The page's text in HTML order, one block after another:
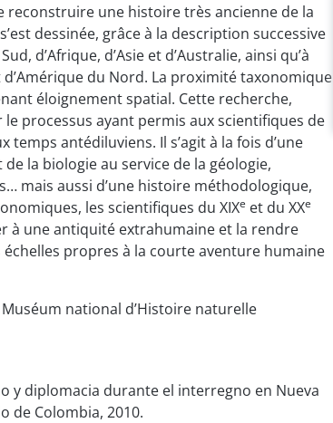
reconstruire une histoire très ancienne de la
dessinée, grâce à la description successive
d’Afrique, d’Asie et d’Australie, ainsi qu’à
du Nord. La proximité taxonomique
éloignement spatial. Cette recherche,
processus ayant permis aux scientifiques de
antédiluviens. Il s’agit à la fois d’une
la biologie au service de la géologie,
mais aussi d’une histoire méthodologique,
les scientifiques du XIXe et du XXe
à une antiquité extrahumaine et la rendre
propres à la courte aventure humaine
Muséum national d’Histoire naturelle
y diplomacia durante el interregno en Nueva
de Colombia, 2010.